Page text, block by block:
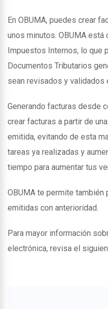
En OBUMA, puedes crear
unos minutos. OBUMA
Impuestos Internos, lo que
Documentos Tributarios
sean revisados y validados
Generando facturas desde
crear facturas a partir de
emitida, evitando de esta
tareas ya realizadas y
tiempo para aumentar tus
OBUMA te permite
emitidas con anterioridad.
Para mayor información
electrónica, revisa el